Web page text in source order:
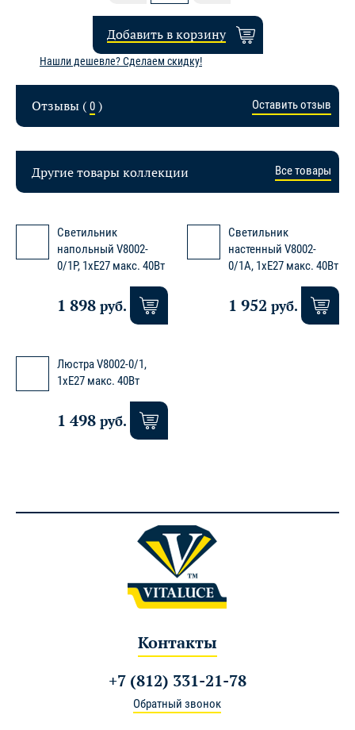
Добавить в корзину
Нашли дешевле? Сделаем скидку!
Отзывы ( 0 ) Оставить отзыв
Другие товары коллекции Все товары
Светильник
напольный V8002-
0/1P, 1xE27 макс. 40Вт
1 898 руб.
Светильник
настенный V8002-
0/1A, 1xE27 макс. 40Вт
1 952 руб.
Люстра V8002-0/1,
1xE27 макс. 40Вт
1 498 руб.
Контакты
+7 (812) 331-21-78
Обратный звонок